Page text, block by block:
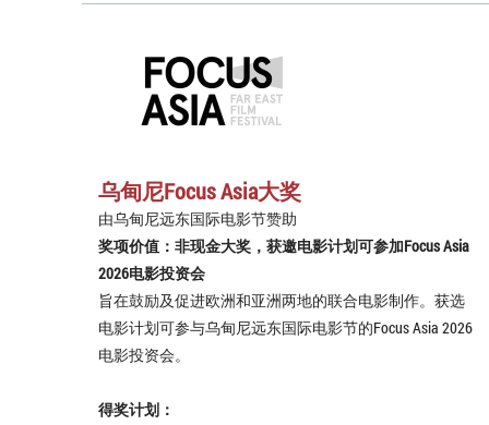
乌甸尼Focus Asia大奖
由乌甸尼远东国际电影节赞助
奖项价值：非现金大奖，获邀电影计划可参加Focus Asia
2026电影投资会
旨在鼓励及促进欧洲和亚洲两地的联合电影制作。获选
电影计划可参与乌甸尼远东国际电影节的Focus Asia 2026
电影投资会。
得奖计划：